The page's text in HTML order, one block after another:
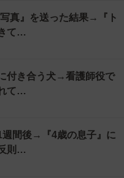
真』を送った結果→『ト
て…
付き合う犬→看護師役で
て…
週間後→『4歳の息子』に
則…